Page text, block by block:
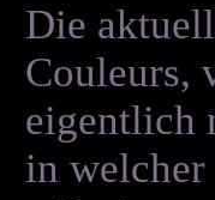
Die
Couleurs,
eigentlich
in